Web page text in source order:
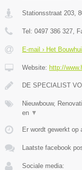
Stationsstraat 203
Tel: 0497 386 327 ,
E-mail › Het
Website: http://
DE SPECIALIST
Nieuwbouw,
en ▼
Er wordt gewerkt op
Laatste facebook
Sociale media: